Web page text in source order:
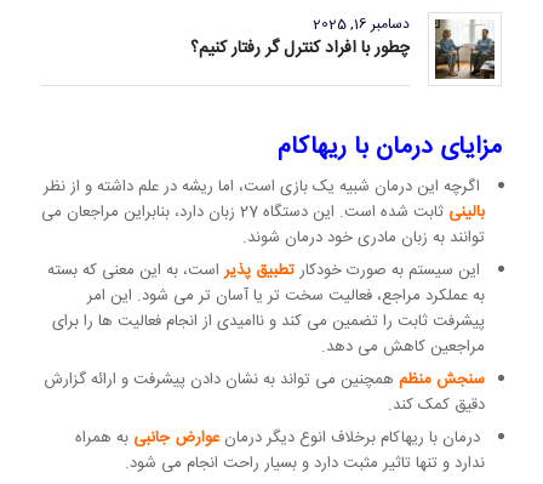
دسامبر 16, 2025
چطور با افراد کنترل گر رفتار کنیم؟
مزایای درمان با ریهاکام
اگرچه این درمان شبیه یک بازی است، اما ریشه در علم داشته و از نظر
بالینی
ثابت شده است. این دستگاه 27 زبان دارد، بنابراین مراجعان می
توانند به زبان مادری خود درمان شوند.
این سیستم به صورت خودکارتطبیق پذیراست، به این معنی که بسته
به عملکرد مراجع، فعالیت سخت تر یا آسان تر می شود. این امر
پیشرفت ثابت را تضمین می کند و ناامیدی از انجام فعالیت ها را برای
مراجعین کاهش می دهد.
سنجش منظمهمچنین می تواند به نشان دادن پیشرفت و ارائه گزارش
دقیق کمک کند.
درمان با ریهاکام برخلاف انوع دیگر درمانعوارض جانبی به همراه
ندارد و تنها تاثیر مثبت دارد و بسیار راحت انجام می شود.